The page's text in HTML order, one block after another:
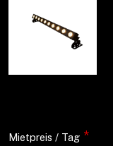
Mietpreis / Tag *